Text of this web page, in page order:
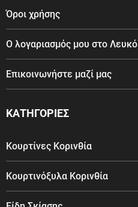
Όροι χρήσης
Ο λογαριασμός μου στο Λευκό
Επικοινωνήστε μαζί μας
ΚΑΤΗΓΟΡΙΕΣ
Κουρτίνες Κορινθία
Κουρτινόξυλα Κορινθία